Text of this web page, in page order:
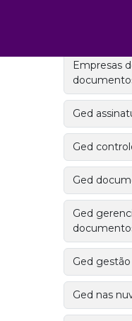
Empresas
Ged
Ged
Ged
Ged
Ged
Ged nas